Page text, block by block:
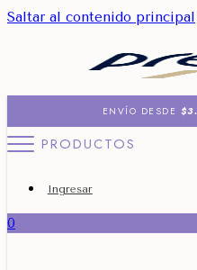
Saltar al contenido principal
ENVÍO DESDE
PRODUCTOS
Ingresar
0